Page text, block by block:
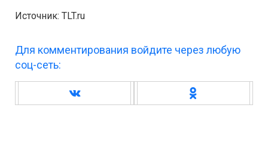
Источник: TLT.ru
Для комментирования войдите через любую
соц-сеть: